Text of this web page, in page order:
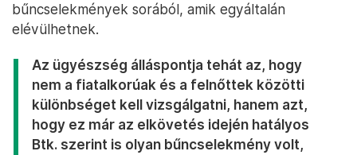
bűncselekmények sorából, amik egyáltalán
elévülhetnek.
Az ügyészség álláspontja tehát az, hogy
nem a fiatalkorúak és a felnőttek közötti
különbséget kell vizsgálgatni, hanem azt,
hogy ez már az elkövetés idején hatályos
Btk. szerint is olyan bűncselekmény volt,